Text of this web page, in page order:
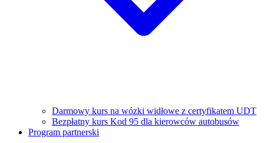
Darmowy kurs na wózki widłowe z certyfikatem UDT
Bezpłatny kurs Kod 95 dla kierowców autobusów
Program partnerski